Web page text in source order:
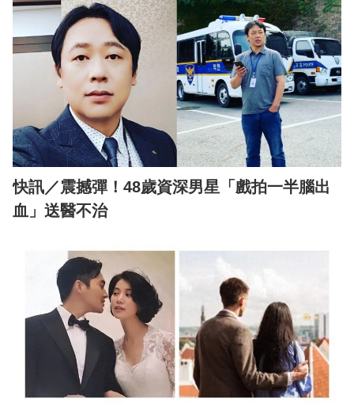
快訊／震撼彈！48歲資深男星「戲拍一半腦出
血」送醫不治